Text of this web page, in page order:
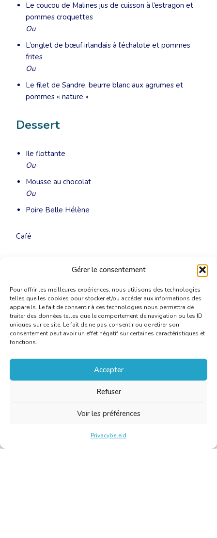
Gérer le consentement
Pour offrir les meilleures expériences, nous utilisons des technologies
telles que les cookies pour stocker et/ou accéder aux informations des
appareils. Le fait de consentir à ces technologies nous permettra de
traiter des données telles que le comportement de navigation ou les ID
uniques sur ce site. Le fait de ne pas consentir ou de retirer son
consentement peut avoir un effet négatif sur certaines caractéristiques et
fonctions.
Accepter
Refuser
Voir les préférences
Privacybeleid
Le coucou de Malines jus de cuisson à l’estragon et
pommes croquettes
Ou
L’onglet de bœuf irlandais à l’échalote et pommes
frites
Ou
Le filet de Sandre, beurre blanc aux agrumes et
pommes « nature »
Dessert
Ile flottante
Ou
Mousse au chocolat
Ou
Poire Belle Hélène
Café
Eau plate – pétillante à table.